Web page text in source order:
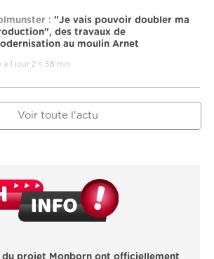
: "Je vais pouvoir doubler ma
des travaux de
au moulin Arnet
a 1 jour 2 h 58 min
Voir toute l'actu
du projet Monborn ont officiellement